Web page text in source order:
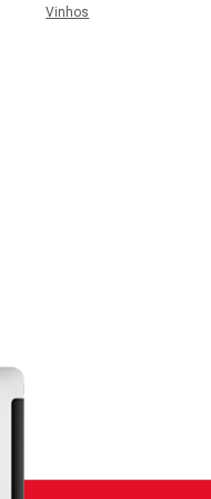
Vinhos